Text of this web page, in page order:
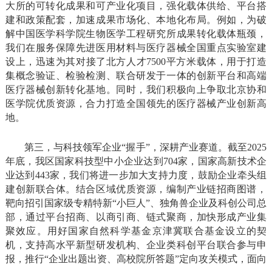
大所的可转化成果和可产业化项目，强化载体供给、平台搭
建和政策配套，加速成果市场化、本地化布局。例如，为破
解中国医学科学院生物医学工程研究所成果转化载体瓶颈，
我们在服务保障先进医用材料与医疗器械全国重点实验室建
设上，迅速为其对接了北方人才7500平方米载体，用于打造
集概念验证、检验检测、联合研发于一体的创新平台和高端
医疗器械创新转化基地。同时，我们积极向上争取北京协和
医学院优质资源，合力打造全国领先的医疗器械产业创新高
地。
第三，与科技领军企业“握手”，深耕产业赛道。截至2025
年底，我区国家科技型中小企业达到704家，国家高新技术企
业达到443家，我们将进一步加大支持力度，鼓励企业牵头组
建创新联合体。结合区域优质资源，编制产业链招商图谱，
靶向招引国家级专精特新“小巨人”、独角兽企业及科创公司总
部，通过平台招商、以商引商、链式聚商，加快形成产业集
聚效应。用好国家自然科学基金京津冀联合基金设立的契
机，支持高水平新型研发机构、企业类科创平台联合参与申
报，推行“企业出题出资、高校院所答题”定向攻关模式，面向